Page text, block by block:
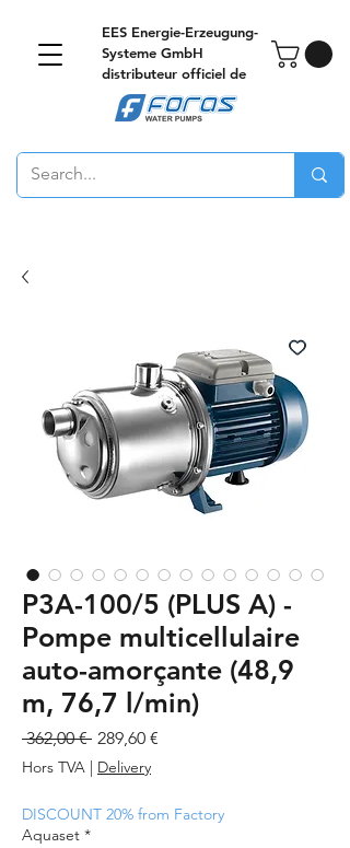
EES Energie-Erzeugung-
Systeme GmbH
distributeur officiel de
P3A-100/5 (PLUS A) -
Pompe multicellulaire
auto-amorçante (48,9
m, 76,7 l/min)
362,00 € Prix
original
289,60 €
Hors TVA | Delivery
DISCOUNT 20% from Factory
Aquaset *